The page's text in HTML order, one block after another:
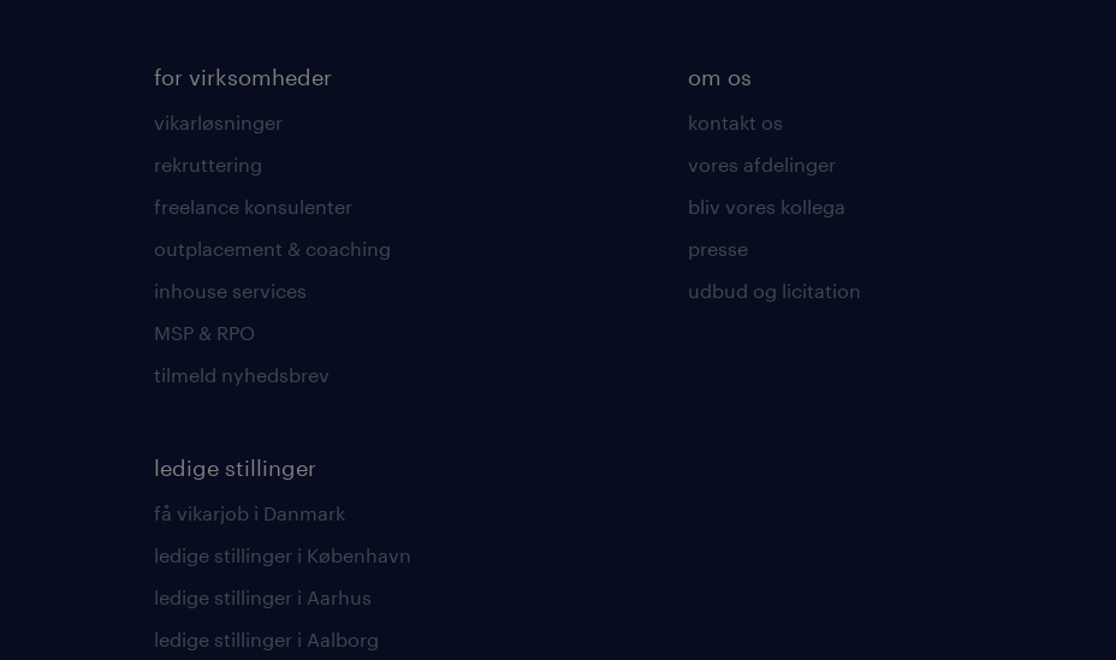
for virksomheder
vikarløsninger
rekruttering
freelance konsulenter
outplacement & coaching
inhouse services
MSP & RPO
tilmeld nyhedsbrev
ledige stillinger
få vikarjob i Danmark
ledige stillinger i København
ledige stillinger i Aarhus
ledige stillinger i Aalborg
om os
kontakt os
vores afdelinger
bliv vores kollega
presse
udbud og licitation